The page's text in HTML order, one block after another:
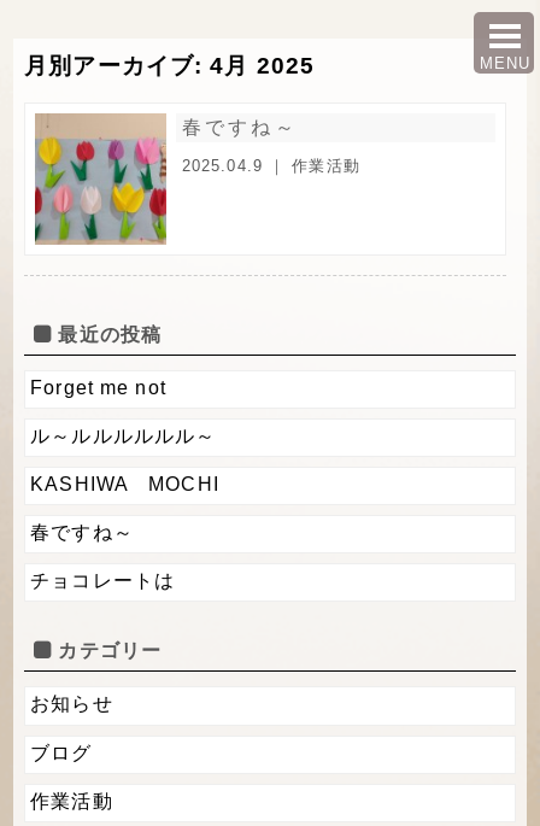
MENU
月別アーカイブ: 4月 2025
春ですね～
2025.04.9 ｜作業活動
最近の投稿
Forget me not
ル～ルルルルルル～
KASHIWA MOCHI
春ですね～
チョコレートは
カテゴリー
お知らせ
ブログ
作業活動